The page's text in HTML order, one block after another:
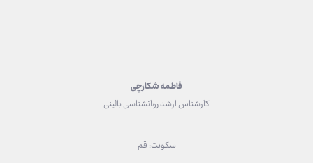
فاطمه شکارچی
کارشناس ارشد روانشناسی بالینی
سکونت: قم